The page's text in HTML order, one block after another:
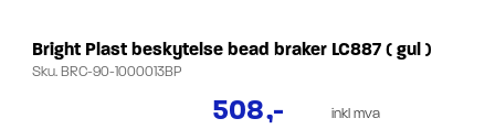
Bright Plast beskytelse bead braker LC887 ( gul )
Sku.BRC-90-1000013BP
508,- inkl mva